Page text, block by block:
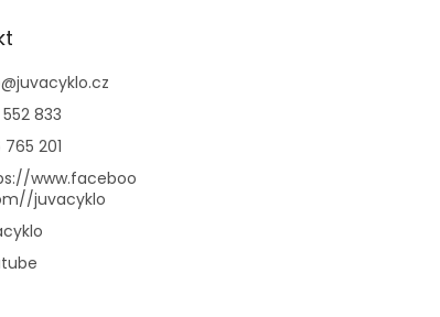
@juvacyklo.cz
833
201
www.faceboo
juvacyklo